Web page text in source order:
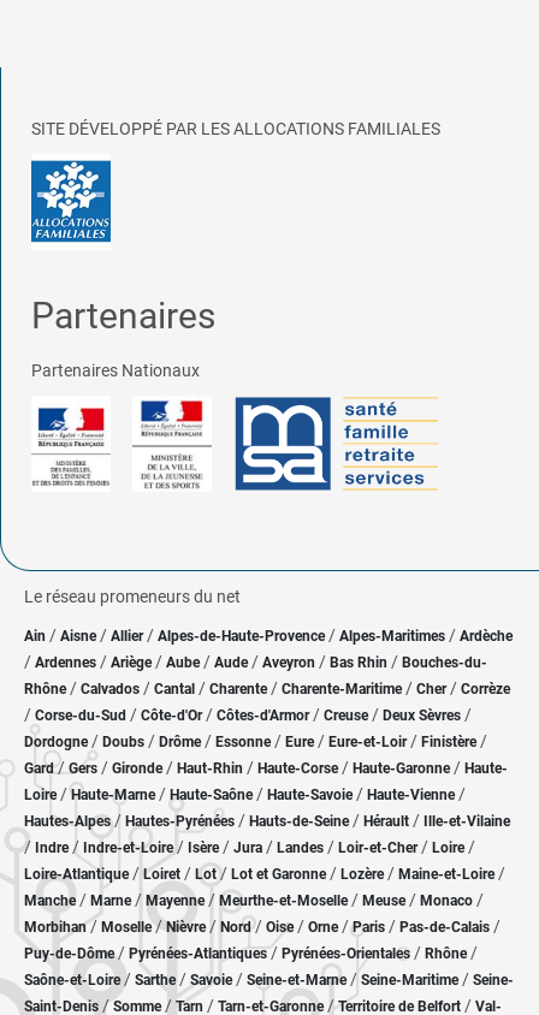
SITE DÉVELOPPÉ PAR LES ALLOCATIONS FAMILIALES
Partenaires
Partenaires Nationaux
Le réseau promeneurs du net
Ain / Aisne/ Allier/ Alpes-de-Haute-Provence / Alpes-Maritimes / Ardèche
/ Ardennes / Ariège/ Aube/ Aude / Aveyron / Bas Rhin / Bouches-du-
Rhône/ Calvados / Cantal / Charente / Charente-Maritime/ Cher / Corrèze
/ Corse-du-Sud / Côte-d'Or / Côtes-d'Armor/ Creuse/ Deux Sèvres /
Dordogne/ Doubs / Drôme/ Essonne / Eure/ Eure-et-Loir / Finistère/
Gard/ Gers / Gironde/ Haut-Rhin / Haute-Corse/ Haute-Garonne/ Haute-
Loire/Haute-Marne/ Haute-Saône/ Haute-Savoie/ Haute-Vienne/
Hautes-Alpes/ Hautes-Pyrénées / Hauts-de-Seine/ Hérault / Ille-et-Vilaine
/ Indre/ Indre-et-Loire/ Isère/ Jura / Landes / Loir-et-Cher/ Loire/
Loire-Atlantique/ Loiret / Lot/ Lot et Garonne/ Lozère / Maine-et-Loire/
Manche/ Marne/ Mayenne/ Meurthe-et-Moselle/ Meuse/ Monaco /
Morbihan/ Moselle/ Nièvre / Nord/ Oise / Orne/Paris / Pas-de-Calais /
Puy-de-Dôme/ Pyrénées-Atlantiques / Pyrénées-Orientales / Rhône/
Saône-et-Loire/ Sarthe/ Savoie/ Seine-et-Marne/ Seine-Maritime/ Seine-
Saint-Denis /Somme/ Tarn / Tarn-et-Garonne/Territoire de Belfort / Val-